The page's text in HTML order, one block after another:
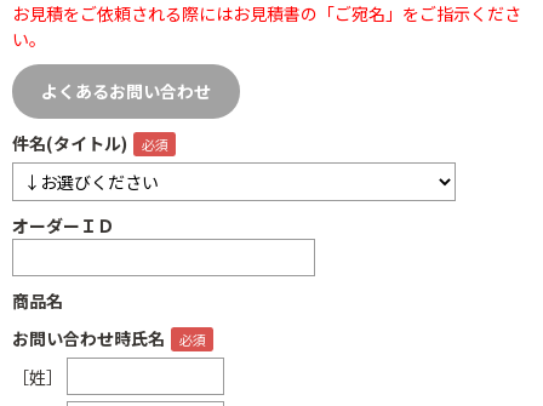
お見積をご依頼される際にはお見積書の「ご宛名」をご指示くださ
い。
よくあるお問い合わせ
件名(タイトル)
オーダーＩＤ
商品名
お問い合わせ時氏名
［姓］